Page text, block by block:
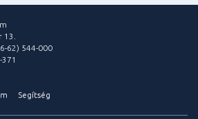
62) 544-000
Segítség